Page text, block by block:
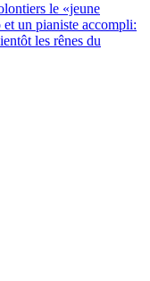
le «jeune
un pianiste accompli:
les rênes du